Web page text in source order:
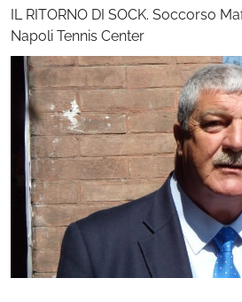
IL RITORNO DI SOCK. Soccorso
Napoli Tennis Center